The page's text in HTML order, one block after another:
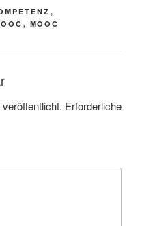
,
, MOOC
Erforderliche